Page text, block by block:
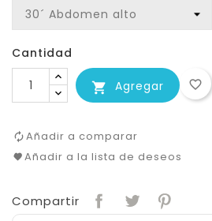
Cantidad
 Agregar favorite_border
Añadir a comparar
Añadir a la lista de deseos
Compartir